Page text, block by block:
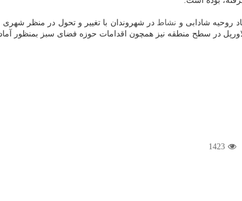
نشاط در شهروندان با تغییر و تحول در منظر
منطقه نیز همچون اقدامات حوزه فضای سبز بمنظور آمادگی برای
1423